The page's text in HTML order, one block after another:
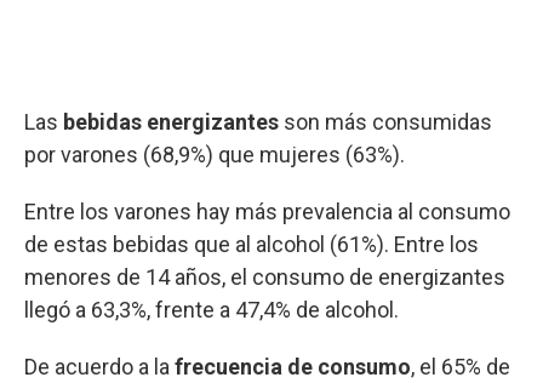
Las bebidas energizantes son más consumidas
por varones (68,9%) que mujeres (63%).
Entre los varones hay más prevalencia al consumo
de estas bebidas que al alcohol (61%). Entre los
menores de 14 años, el consumo de energizantes
llegó a 63,3%, frente a 47,4% de alcohol.
De acuerdo a la frecuencia de consumo, el 65% de